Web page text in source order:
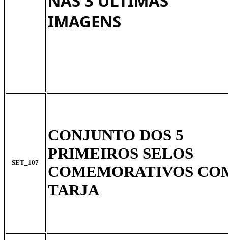
IMAGENS
SET_107
CONJUNTO DOS 5
PRIMEIROS SELOS
COMEMORATIVOS
TARJA